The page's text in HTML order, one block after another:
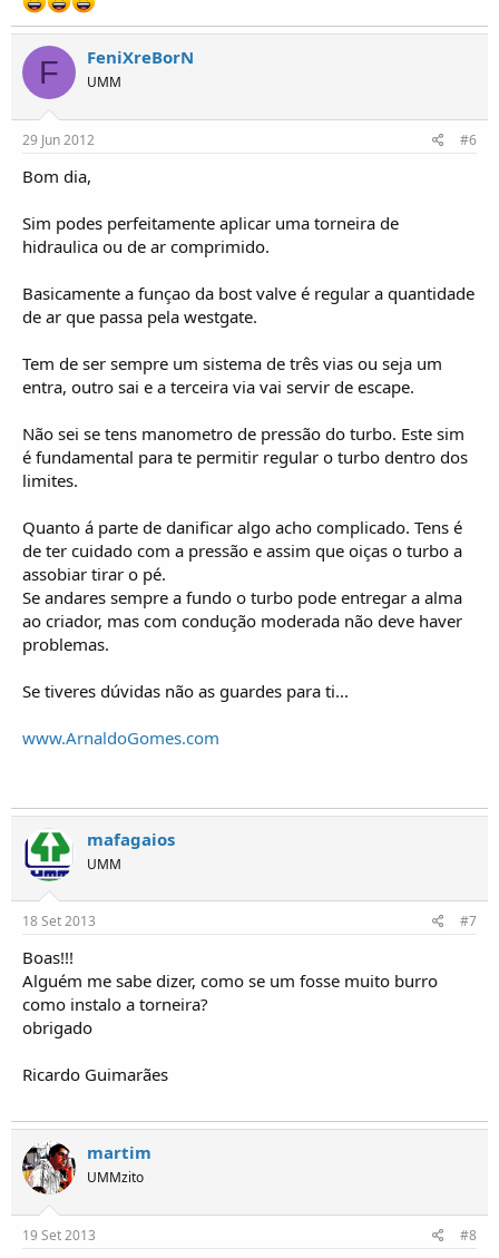
F FeniXreBorN
UMM
29 Jun 2012 #6
Bom dia,
Sim podes perfeitamente aplicar uma torneira de
hidraulica ou de ar comprimido.
Basicamente a funçao da bost valve é regular a quantidade
de ar que passa pela westgate.
Tem de ser sempre um sistema de três vias ou seja um
entra, outro sai e a terceira via vai servir de escape.
Não sei se tens manometro de pressão do turbo. Este sim
é fundamental para te permitir regular o turbo dentro dos
limites.
Quanto á parte de danificar algo acho complicado. Tens é
de ter cuidado com a pressão e assim que oiças o turbo a
assobiar tirar o pé.
Se andares sempre a fundo o turbo pode entregar a alma
ao criador, mas com condução moderada não deve haver
problemas.
Se tiveres dúvidas não as guardes para ti...
www.ArnaldoGomes.com
mafagaios
UMM
18 Set 2013 #7
Boas!!!
Alguém me sabe dizer, como se um fosse muito burro
como instalo a torneira?
obrigado
Ricardo Guimarães
martim
UMMzito
19 Set 2013 #8